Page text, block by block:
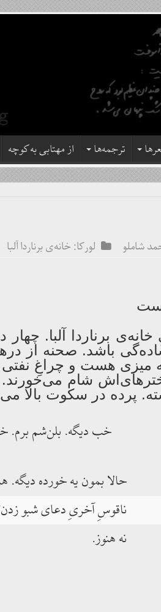
ترجمه‌ها از مهتابی به کوچه
شاملو لورکا: خانه‌ی برناردا آلبا
برناردا آلبا.
باشد. صحنه از
هست و چراغِ نفتی
شام
پرده در سکوت
خب دیگه. بلن‌شم برم.
حالا بمون یه خورده دیگه.
ناقوسِ آخریِ دعای شبو
نه هنوز.